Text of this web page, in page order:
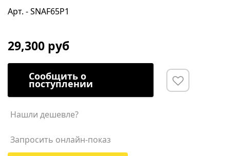
Арт. - SNAF65P1
29,300 руб
Сообщить о
поступлении
Нашли дешевле?
Запросить онлайн-показ